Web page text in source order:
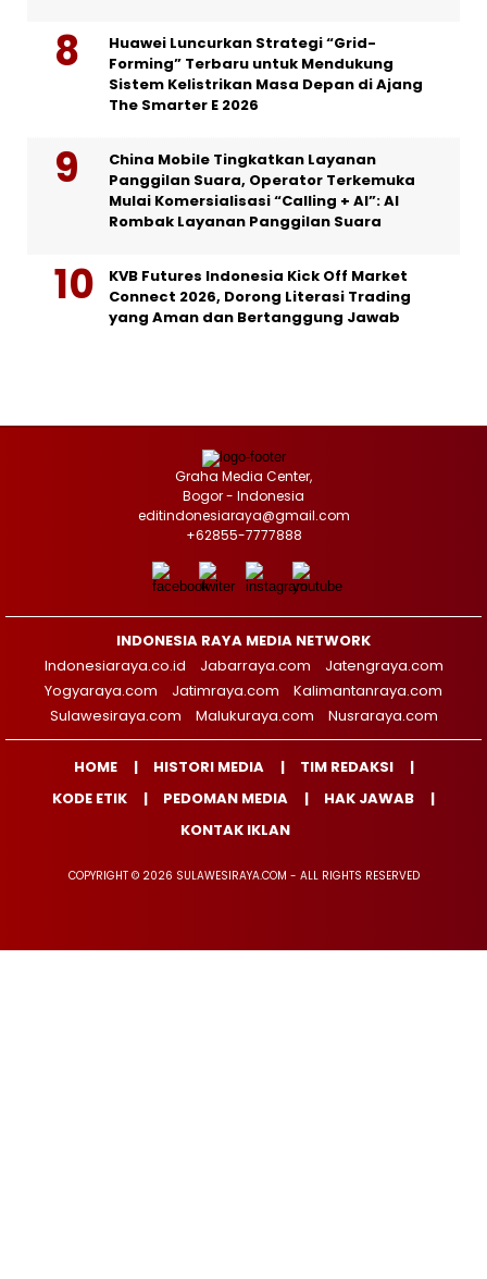
Huawei Luncurkan Strategi “Grid-
Forming” Terbaru untuk Mendukung
Sistem Kelistrikan Masa Depan di Ajang
The Smarter E 2026
China Mobile Tingkatkan Layanan
Panggilan Suara, Operator Terkemuka
Mulai Komersialisasi “Calling + AI”: AI
Rombak Layanan Panggilan Suara
KVB Futures Indonesia Kick Off Market
Connect 2026, Dorong Literasi Trading
yang Aman dan Bertanggung Jawab
Graha Media Center,
Bogor - Indonesia
editindonesiaraya@gmail.com
+62855-7777888
INDONESIA RAYA MEDIA NETWORK
Indonesiaraya.co.id
Jabarraya.com
Jatengraya.com
Yogyaraya.com
Jatimraya.com
Kalimantanraya.com
Sulawesiraya.com
Malukuraya.com Nusraraya.com
HOME HISTORI MEDIA
TIM REDAKSI
KODE ETIK
PEDOMAN MEDIA
HAK JAWAB
KONTAK IKLAN
COPYRIGHT © 2026 SULAWESIRAYA.COM - ALL RIGHTS RESERVED